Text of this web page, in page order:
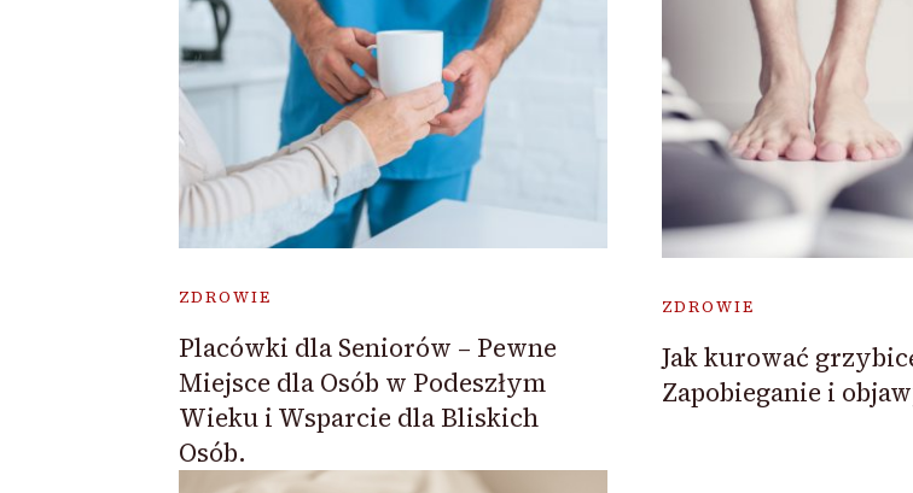
ZDROWIE
Placówki dla Seniorów – Pewne
Miejsce dla Osób w Podeszłym
Wieku i Wsparcie dla Bliskich
Osób.
ZDROWIE
Jak kurować
Zapobieganie i